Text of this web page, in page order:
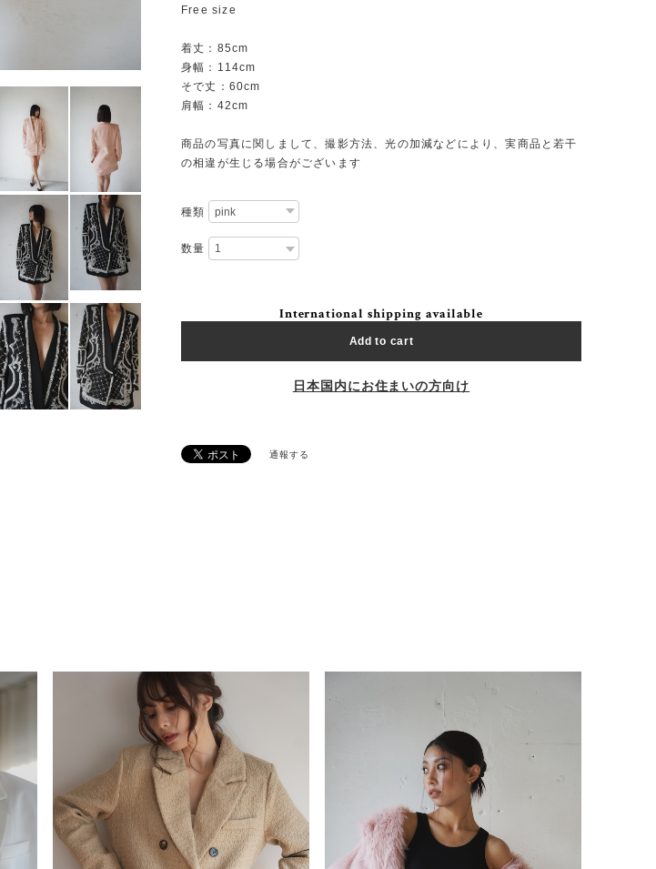
Free size
着丈：85cm
身幅：114cm
そで丈：60cm
肩幅：42cm
商品の写真に関しまして、撮影方法、光の加減などにより、実商品と若干
の相違が生じる場合がございます
種類
数量
International shipping available
Add to cart
日本国内にお住まいの方向け
通報する